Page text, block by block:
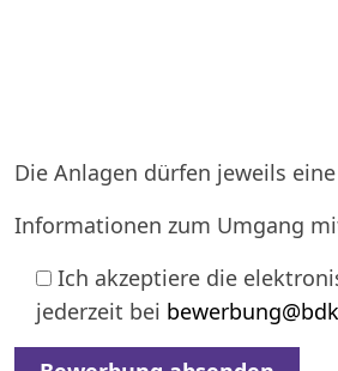
Die Anlagen dürfen jeweils
Informationen zum Umgang
Ich akzeptiere die
jederzeit bei